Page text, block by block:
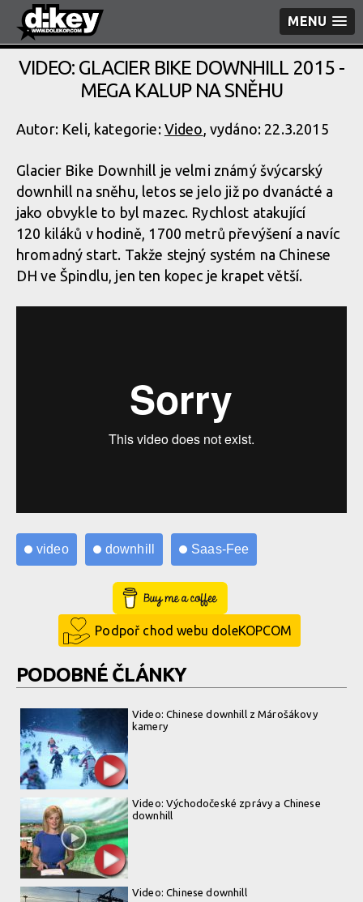
MENU
VIDEO: GLACIER BIKE DOWNHILL 2015 -
MEGA KALUP NA SNĚHU
Autor: Keli, kategorie: Video, vydáno: 22.3.2015
Glacier Bike Downhill je velmi známý švýcarský
downhill na sněhu, letos se jelo již po dvanácté a
jako obvykle to byl mazec. Rychlost atakující
120 kiláků v hodině, 1700 metrů převýšení a navíc
hromadný start. Takže stejný systém na Chinese
DH ve Špindlu, jen ten kopec je krapet větší.
video downhill Saas-Fee
Buy Me a Coffee
Podpoř chod webu doleKOPCOM
PODOBNÉ ČLÁNKY
Video: Chinese downhill z Márošákovy
kamery
Video: Východočeské zprávy a Chinese
downhill
Video: Chinese downhill